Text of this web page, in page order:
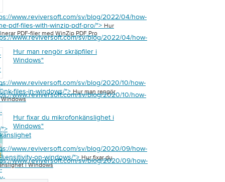
www.reviversoft.com/sv/blog/2022/04/how-
www.reviversoft.com/sv/blog/2022/04/how-
pdf-files-with-winzip-pdf-pro/"> Hur
PDF-filer med WinZip PDF Pro
"
www.reviversoft.com/sv/blog/2020/10/how-
Hur man rengör skräpfiler i
Windows"
www.reviversoft.com/sv/blog/2020/10/how-
files-in-windows/"> Hur man rengör
"
www.reviversoft.com/sv/blog/2020/09/how-
Hur fixar du mikrofonkänslighet i
Windows"
www.reviversoft.com/sv/blog/2020/09/how-
sensitivity-on-windows/"> Hur fixar du
i Windows